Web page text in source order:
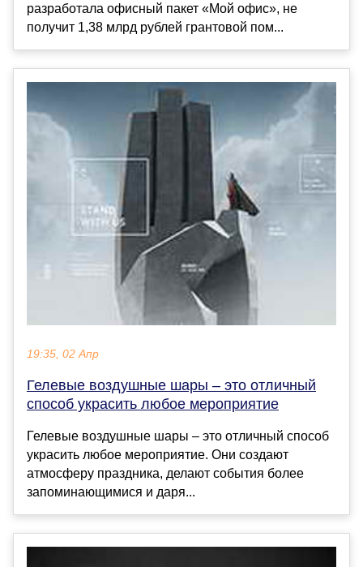
разработала офисный пакет «Мой офис», не
получит 1,38 млрд рублей грантовой пом...
19:35, 02 Апр
Гелевые воздушные шары – это отличный
способ украсить любое мероприятие
Гелевые воздушные шары – это отличный способ
украсить любое мероприятие. Они создают
атмосферу праздника, делают события более
запоминающимися и даря...